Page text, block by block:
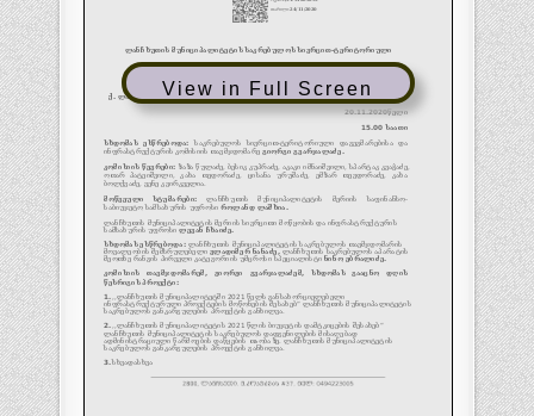
View in Full Screen